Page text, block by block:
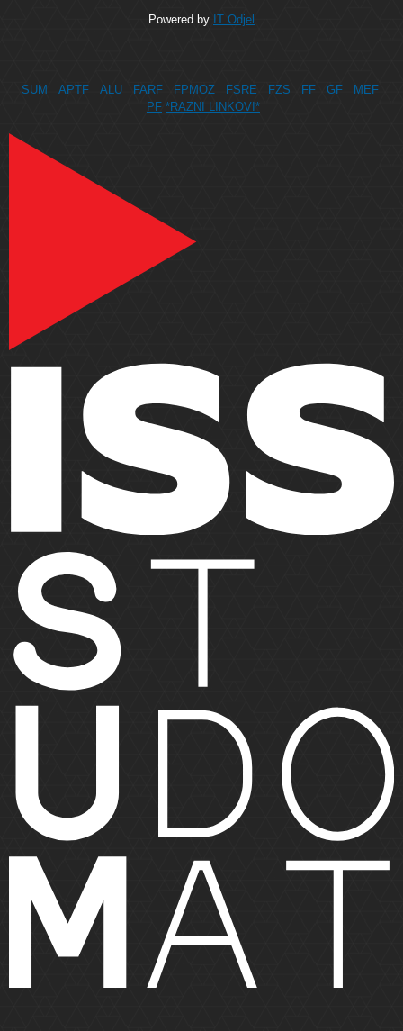
Powered by IT Odjel
SUM APTF ALU FARF FPMOZ FSRE FZS FF GF
MEF
PF *RAZNI LINKOVI*